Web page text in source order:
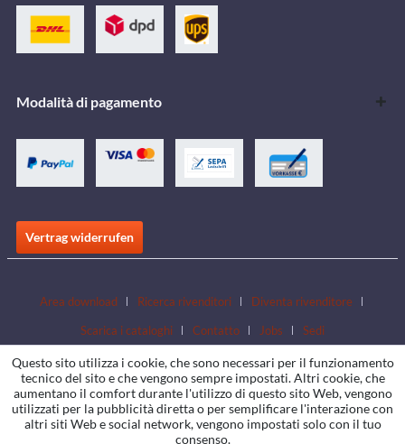
Modalità di pagamento
Vertrag widerrufen
Area download Ricerca rivenditori
Diventa rivenditore
Scarica i cataloghi
Contatto Jobs Sedi
Questo sito utilizza i cookie, che sono necessari per il funzionamento
tecnico del sito e che vengono sempre impostati. Altri cookie, che
aumentano il comfort durante l'utilizzo di questo sito Web, vengono
utilizzati per la pubblicità diretta o per semplificare l'interazione con
altri siti Web e social network, vengono impostati solo con il tuo
consenso.